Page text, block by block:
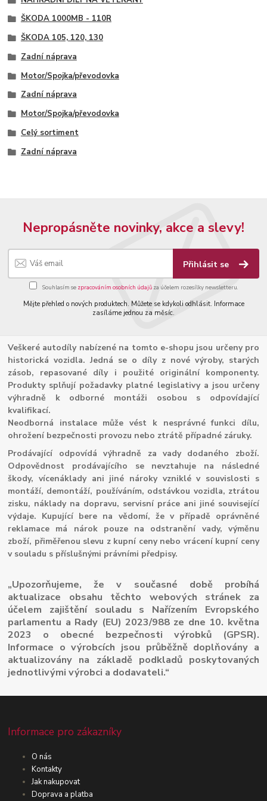
ŠKODA 1000MB - 110R
ŠKODA 105, 120, 130
Zadní náprava
Motor/Spojka/převodovka
Zadní náprava
Motor/Spojka/převodovka
Celý sortiment
Zadní náprava
Nepropásněte novinky, akce a slevy!
Přihlásit se
Souhlasím se zpracováním osobních údajůza účelem rozesílky newsletteru.
Mějte přehled o nových produktech. Můžete se kdykoli odhlásit. Informace
zasíláme jednou za měsíc.
Veškeré autodíly nabízené na tomto e-shopu jsou určeny pro
historická vozidla. Jedná se o díly z nové výroby, starých
zásob, repasované díly i použité originální komponenty.
Produkty splňují požadavky platné legislativy a jsou určeny
výhradně k odborné montáži osobou s odpovídající
kvalifikací.
Neodborná instalace může vést k nesprávné funkci dílu,
ohrožení bezpečnosti provozu nebo ztrátě případné záruky.
Prodávající odpovídá výhradně za vady dodaného zboží.
Odpovědnost prodávajícího se nevztahuje na následné
škody, vícenáklady ani jiné nároky vzniklé v souvislosti s
montáží, demontáží, používáním, odstávkou vozidla, ztrátou
zisku, náklady na dopravu, servisní práce ani jiné související
výdaje. Kupující bere na vědomí, že v případě oprávněné
reklamace má nárok pouze na odstranění vady, výměnu
zboží, přiměřenou slevu z kupní ceny nebo vrácení kupní ceny
v souladu s příslušnými právními předpisy.
„Upozorňujeme, že v současné době probíhá
aktualizace obsahu těchto webových stránek za
účelem zajištění souladu s Nařízením Evropského
parlamentu a Rady (EU) 2023/988 ze dne 10. května
2023 o obecné bezpečnosti výrobků (GPSR).
Informace o výrobcích jsou průběžně doplňovány a
aktualizovány na základě podkladů poskytovaných
jednotlivými výrobci a dodavateli.“
Informace pro zákazníky
O nás
Kontakty
Jak nakupovat
Doprava a platba